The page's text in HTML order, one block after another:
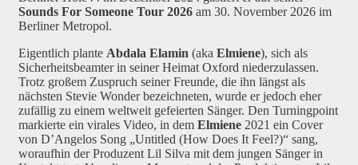
Sounds For Someone Tour 2026 am 30. November 2026 im
Berliner Metropol.
Eigentlich plante Abdala Elamin (aka Elmiene), sich als
Sicherheitsbeamter in seiner Heimat Oxford niederzulassen.
Trotz großem Zuspruch seiner Freunde, die ihn längst als
nächsten Stevie Wonder bezeichneten, wurde er jedoch eher
zufällig zu einem weltweit gefeierten Sänger. Den Turningpoint
markierte ein virales Video, in dem Elmiene 2021 ein Cover
von D’Angelos Song „Untitled (How Does It Feel?)“ sang,
woraufhin der Produzent Lil Silva mit dem jungen Sänger in